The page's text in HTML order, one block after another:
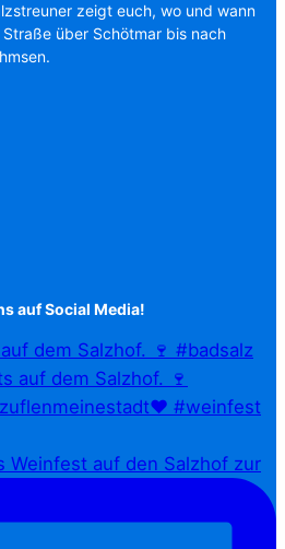
zeigt euch, wo und wann
über Schötmar bis nach
auf Social Media!
dem Salzhof. 🍷 #badsalz
Weinfest auf den Salzhof zur